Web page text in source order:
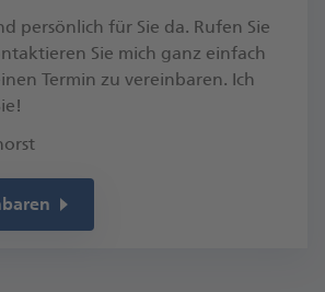
persönlich für Sie da. Rufen Sie
Sie mich ganz einfach
Termin zu vereinbaren.​ Ich